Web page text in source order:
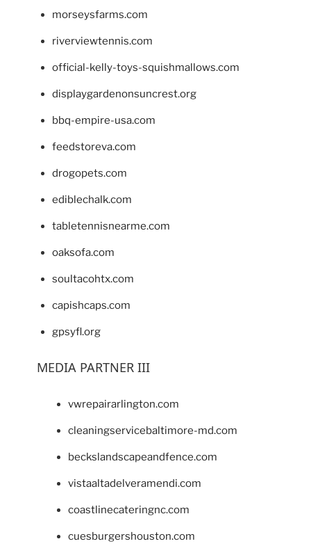
morseysfarms.com
riverviewtennis.com
official-kelly-toys-squishmallows.com
displaygardenonsuncrest.org
bbq-empire-usa.com
feedstoreva.com
drogopets.com
ediblechalk.com
tabletennisnearme.com
oaksofa.com
soultacohtx.com
capishcaps.com
gpsyfl.org
MEDIA PARTNER III
vwrepairarlington.com
cleaningservicebaltimore-md.com
beckslandscapeandfence.com
vistaaltadelveramendi.com
coastlinecateringnc.com
cuesburgershouston.com